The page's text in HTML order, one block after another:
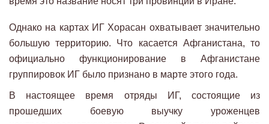
Однако на картах ИГ Хорасан охватывает значительно
большую территорию. Что касается Афганистана, то
официально функционирование в Афганистане
группировок ИГ было признано в марте этого года.
В настоящее время отряды ИГ, состоящие из
прошедших боевую выучку уроженцев